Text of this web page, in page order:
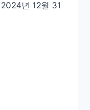
2024년 12월 31